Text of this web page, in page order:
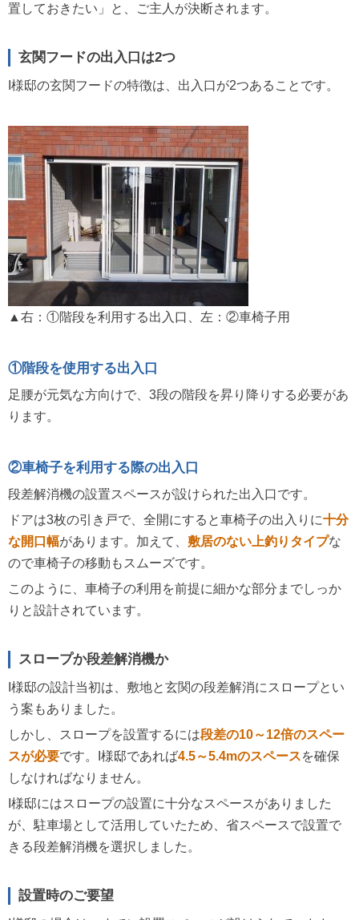
置しておきたい」と、ご主人が決断されます。
玄関フードの出入口は2つ
I様邸の玄関フードの特徴は、出入口が2つあることです。
▲右：①階段を利用する出入口、左：②車椅子用
①階段を使用する出入口
足腰が元気な方向けで、3段の階段を昇り降りする必要があ
ります。
②車椅子を利用する際の出入口
段差解消機の設置スペースが設けられた出入口です。
ドアは3枚の引き戸で、全開にすると車椅子の出入りに十分
な開口幅があります。加えて、 敷居のない上釣りタイプな
ので車椅子の移動もスムーズです。
このように、車椅子の利用を前提に細かな部分までしっか
りと設計されています。
スロープか段差解消機か
I様邸の設計当初は、敷地と玄関の段差解消にスロープとい
う案もありました。
しかし、スロープを設置するには段差の10～12倍のスペー
スが必要です。I様邸であれば4.5～5.4mのスペースを確保
しなければなりません。
I様邸にはスロープの設置に十分なスペースがありました
が、駐車場として活用していたため、省スペースで設置で
きる段差解消機を選択しました。
設置時のご要望